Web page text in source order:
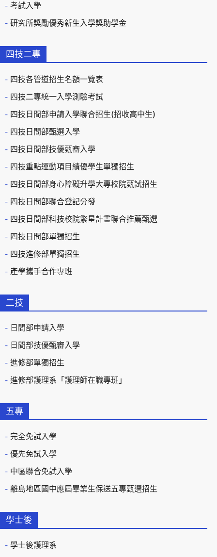
考試入學
研究所獎勵優秀新生入學獎助學金
四技二專
四技各管道招生名額一覽表
四技二專統一入學測驗考試
四技日間部申請入學聯合招生(招收高中生)
四技日間部甄選入學
四技日間部技優甄審入學
四技重點運動項目績優學生單獨招生
四技日間部身心障礙升學大專校院甄試招生
四技日間部聯合登記分發
四技日間部科技校院繁星計畫聯合推薦甄選
四技日間部單獨招生
四技進修部單獨招生
產學攜手合作專班
二技
日間部申請入學
日間部技優甄審入學
進修部單獨招生
進修部護理系「護理師在職專班」
五專
完全免試入學
優先免試入學
中區聯合免試入學
離島地區國中應屆畢業生保送五專甄選招生
學士後
學士後護理系